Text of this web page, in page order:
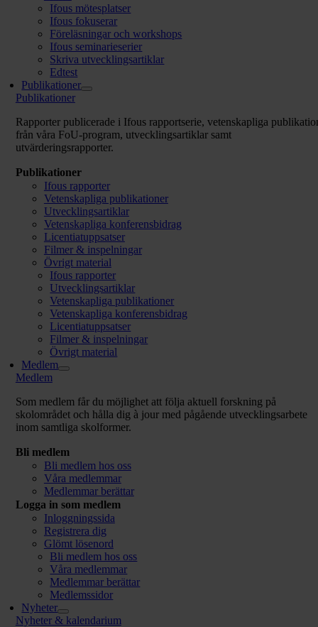
Ifous mötesplatser
Ifous fokuserar
Föreläsningar och workshops
Ifous seminarieserier
Skriva utvecklingsartiklar
Edtest
Publikationer
Publikationer
Rapporter publicerade i Ifous rapportserie, vetenskapliga
från våra FoU-program, utvecklingsartiklar samt
utvärderingsrapporter.
Publikationer
Ifous rapporter
Vetenskapliga publikationer
Utvecklingsartiklar
Vetenskapliga konferensbidrag
Licentiatuppsatser
Filmer & inspelningar
Övrigt material
Ifous rapporter
Utvecklingsartiklar
Vetenskapliga publikationer
Vetenskapliga konferensbidrag
Licentiatuppsatser
Filmer & inspelningar
Övrigt material
Medlem
Medlem
Som medlem får du möjlighet att följa aktuell forskning på
skolområdet och hålla dig à jour med pågående utvecklingsarbete
inom samtliga skolformer.
Bli medlem
Bli medlem hos oss
Våra medlemmar
Medlemmar berättar
Logga in som medlem
Inloggningssida
Registrera dig
Glömt lösenord
Bli medlem hos oss
Våra medlemmar
Medlemmar berättar
Medlemssidor
Nyheter
Nyheter & kalendarium